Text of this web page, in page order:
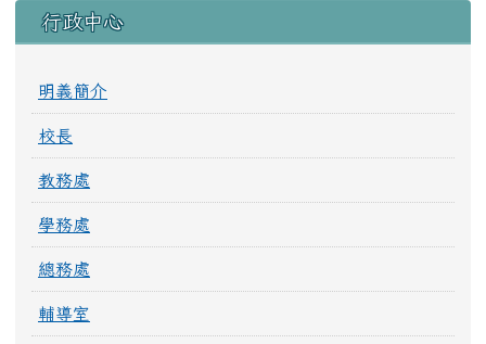
左邊區域內容
行政中心
明義簡介
校長
教務處
學務處
總務處
輔導室